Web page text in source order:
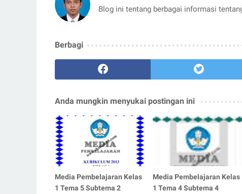
Blog ini tentang berbagai informasi
Berbagi
Anda mungkin menyukai postingan ini
Media Pembelajaran Kelas
1 Tema 5 Subtema 2
Media Pembelajaran Kelas
1 Tema 4 Subtema 4